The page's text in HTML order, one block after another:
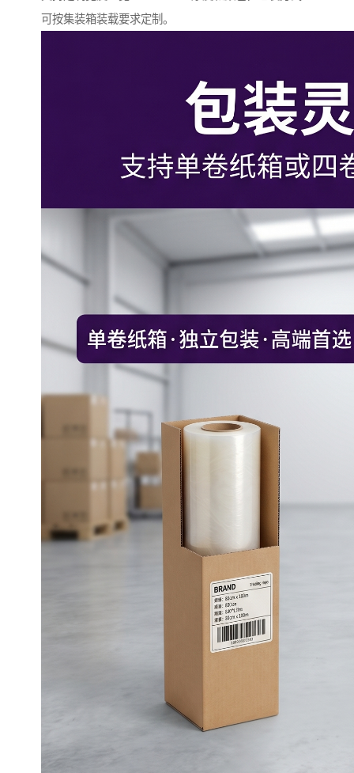
可按集装箱装载要求定制。